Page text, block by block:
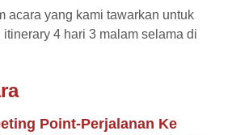
acara yang kami tawarkan untuk
4 hari 3 malam selama di
Point-Perjalanan Ke